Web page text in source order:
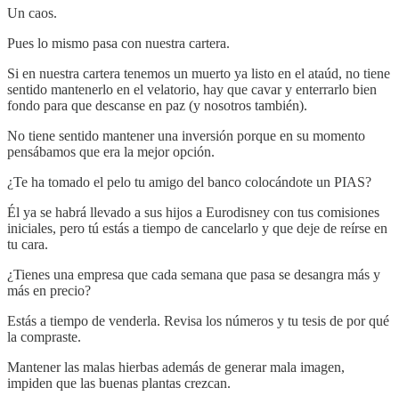
Un caos.
Pues lo mismo pasa con nuestra cartera.
Si en nuestra cartera tenemos un muerto ya listo en el ataúd, no tiene
sentido mantenerlo en el velatorio, hay que cavar y enterrarlo bien
fondo para que descanse en paz (y nosotros también).
No tiene sentido mantener una inversión porque en su momento
pensábamos que era la mejor opción.
¿Te ha tomado el pelo tu amigo del banco colocándote un PIAS?
Él ya se habrá llevado a sus hijos a Eurodisney con tus comisiones
iniciales, pero tú estás a tiempo de cancelarlo y que deje de reírse en
tu cara.
¿Tienes una empresa que cada semana que pasa se desangra más y
más en precio?
Estás a tiempo de venderla. Revisa los números y tu tesis de por qué
la compraste.
Mantener las malas hierbas además de generar mala imagen,
impiden que las buenas plantas crezcan.